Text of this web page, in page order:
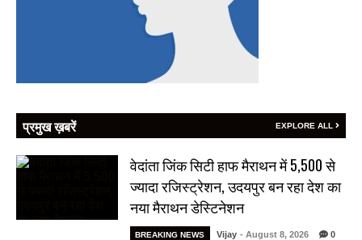
प्रमुख ख़बरें EXPLORE ALL
वेदांता जिंक सिटी हाफ मैराथन में 5,500 से
ज्यादा रजिस्ट्रेशन, उदयपुर बन रहा देश का
नया मैराथन डेस्टिनेशन
BREAKING NEWS Vijay - August 8, 2026 0